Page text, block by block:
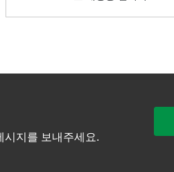
시지를 보내주세요.